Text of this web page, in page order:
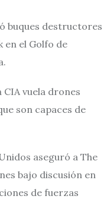
buques destructores
en el Golfo de
vuela drones
son capaces de
aseguró a The
bajo discusión en
de fuerzas